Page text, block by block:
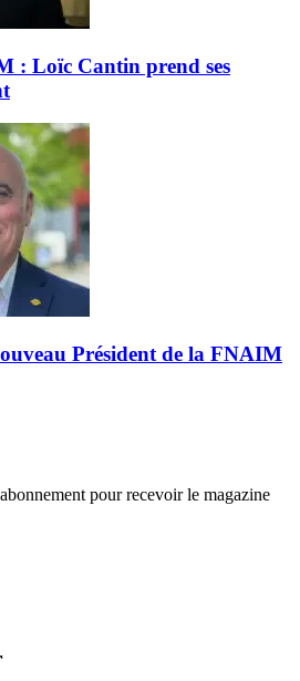
: Loïc Cantin prend ses
Président de la FNAIM
pour recevoir le magazine